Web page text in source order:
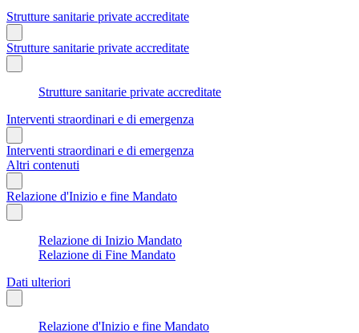
Strutture sanitarie private accreditate
Strutture sanitarie private accreditate
Strutture sanitarie private accreditate
Interventi straordinari e di emergenza
Interventi straordinari e di emergenza
Altri contenuti
Relazione d'Inizio e fine Mandato
Relazione di Inizio Mandato
Relazione di Fine Mandato
Dati ulteriori
Relazione d'Inizio e fine Mandato